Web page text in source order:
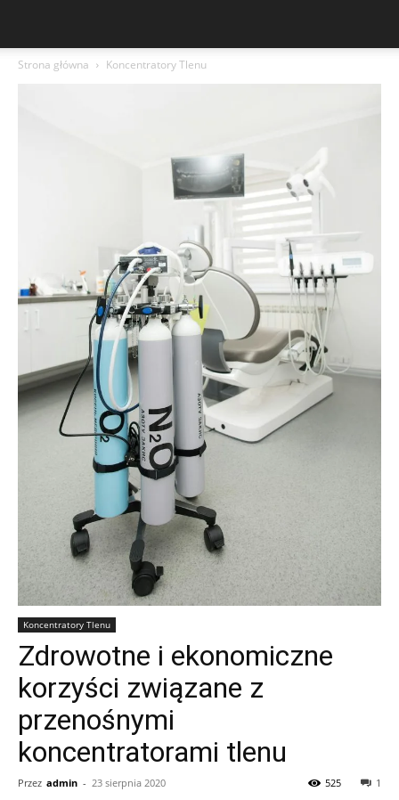
Strona główna Koncentratory Tlenu
Koncentratory Tlenu
Zdrowotne i ekonomiczne
korzyści związane z
przenośnymi
koncentratorami tlenu
Przez admin - 23 sierpnia 2020 1
525